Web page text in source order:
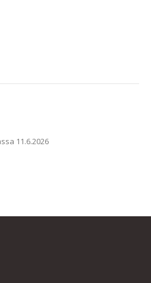
11.6.2026